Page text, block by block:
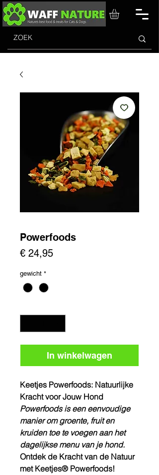
Powerfoods
€ 24,95Prijs
gewicht *
In winkelwagen
Keetjes Powerfoods: Natuurlijke
Kracht voor Jouw Hond
Powerfoods is een eenvoudige
manier om groente, fruit en
kruiden toe te voegen aan het
dagelijkse menu van je hond.
Ontdek de Kracht van de Natuur
met Keetjes® Powerfoods!